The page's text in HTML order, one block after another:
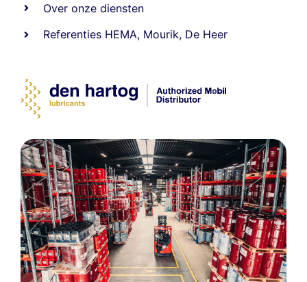
Over onze diensten
Referenties HEMA, Mourik, De Heer